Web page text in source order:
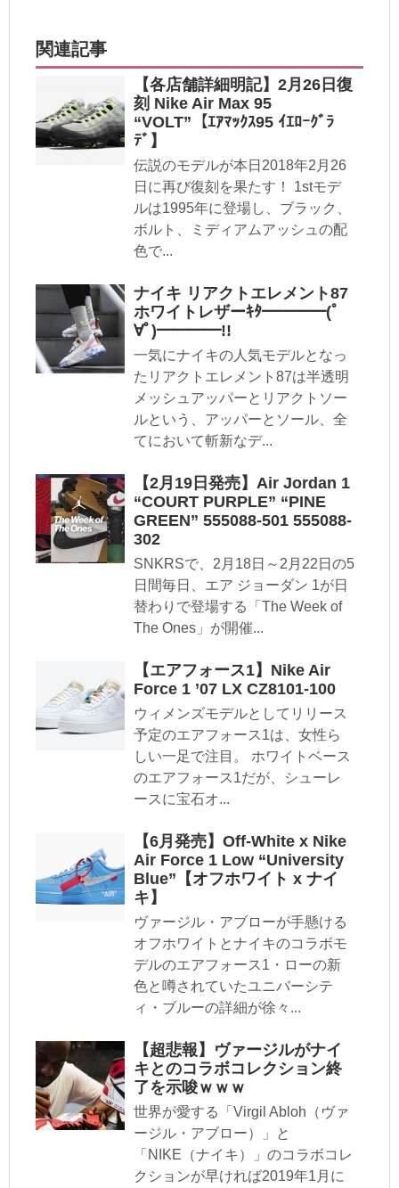
関連記事
【各店舗詳細明記】2月26日復
刻 Nike Air Max 95
“VOLT”【ｴｱﾏｯｸｽ95 ｲｴﾛｰｸﾞﾗ
ﾃﾞ】
伝説のモデルが本日2018年2月26
日に再び復刻を果たす！ 1stモデ
ルは1995年に登場し、ブラック、
ボルト、ミディアムアッシュの配
色で...
ナイキ リアクトエレメント87
ホワイトレザーｷﾀ━━━━(ﾟ
∀ﾟ)━━━━!!
一気にナイキの人気モデルとなっ
たリアクトエレメント87は半透明
メッシュアッパーとリアクトソー
ルという、アッパーとソール、全
てにおいて斬新なデ...
【2月19日発売】Air Jordan 1
“COURT PURPLE” “PINE
GREEN” 555088-501 555088-
302
SNKRSで、2月18日～2月22日の5
日間毎日、エア ジョーダン 1が日
替わりで登場する「The Week of
The Ones」が開催...
【エアフォース1】Nike Air
Force 1 ’07 LX CZ8101-100
ウィメンズモデルとしてリリース
予定のエアフォース1は、女性ら
しい一足で注目。 ホワイトベース
のエアフォース1だが、シューレ
ースに宝石オ...
【6月発売】Off-White x Nike
Air Force 1 Low “University
Blue”【オフホワイト x ナイ
キ】
ヴァージル・アブローが手懸ける
オフホワイトとナイキのコラボモ
デルのエアフォース1・ローの新
色と噂されていたユニバーシテ
ィ・ブルーの詳細が徐々...
【超悲報】ヴァージルがナイ
キとのコラボコレクション終
了を示唆ｗｗｗ
世界が愛する「Virgil Abloh（ヴァ
ージル・アブロー）」と
「NIKE（ナイキ）」のコラボコレ
クションが早ければ2019年1月に